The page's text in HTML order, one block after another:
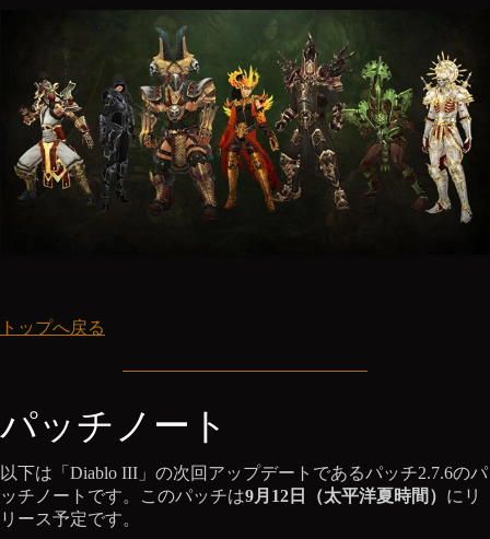
トップへ戻る
パッチノート
以下は「Diablo III」の次回アップデートであるパッチ2.7.6のパ
ッチノートです。このパッチは9月12日（太平洋夏時間） にリ
リース予定です。